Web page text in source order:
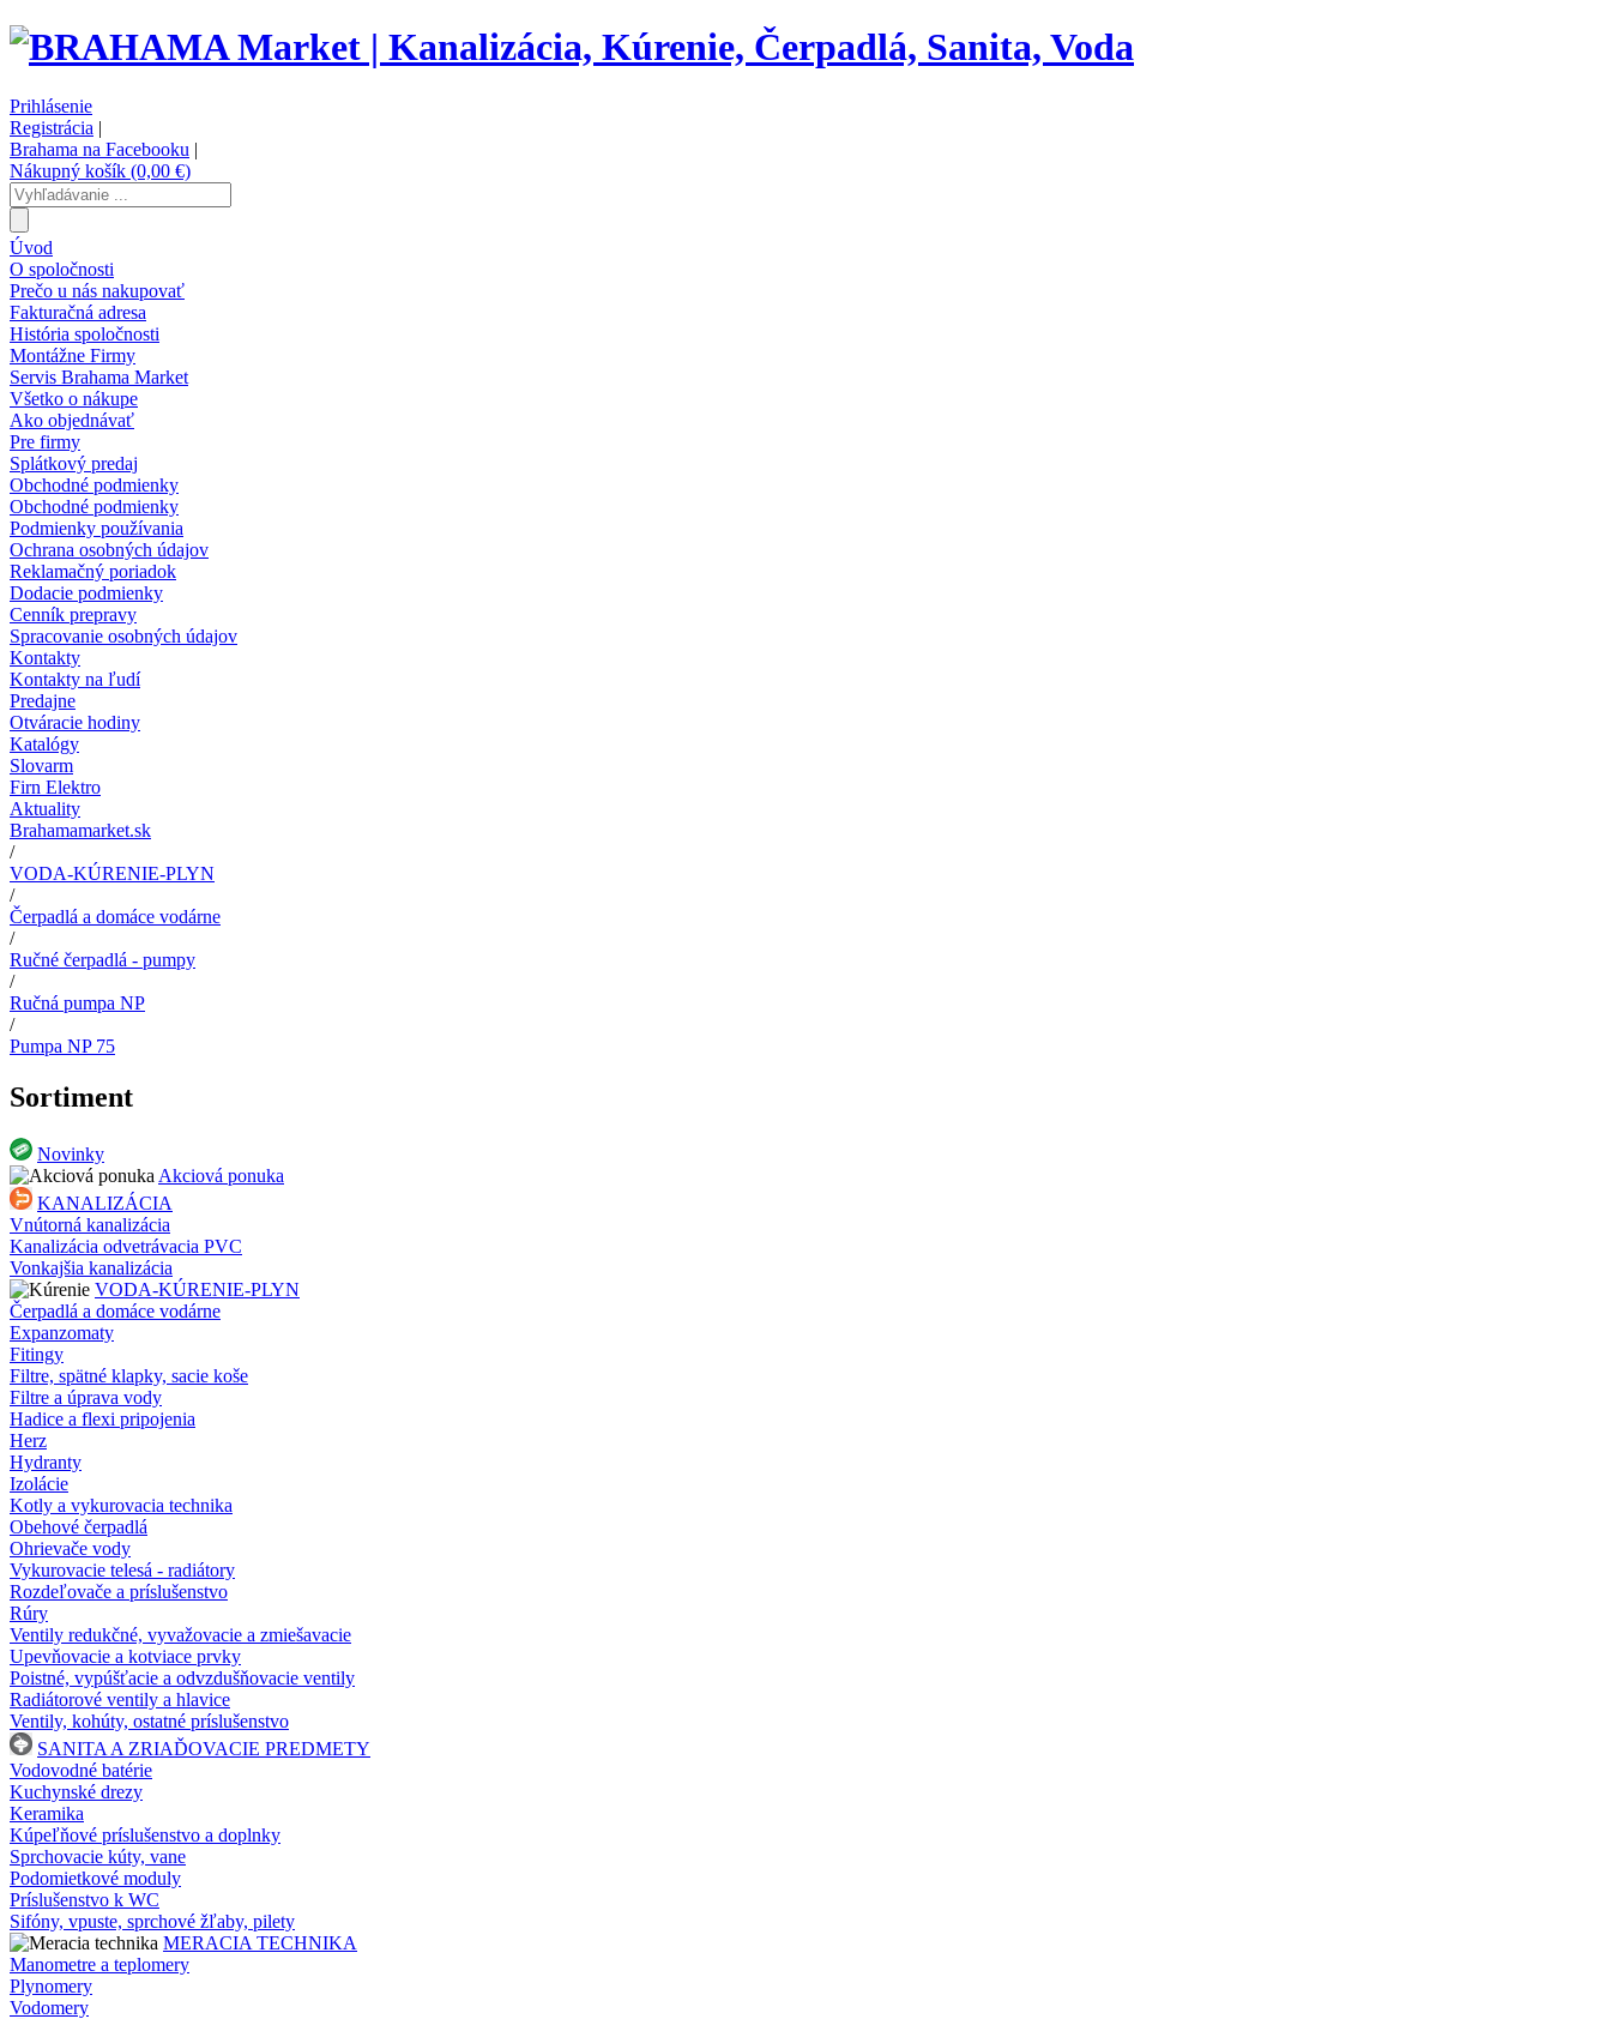
Prihlásenie
Registrácia |
Brahama na Facebooku |
Nákupný košík (0,00 €)
Úvod
O spoločnosti
Prečo u nás nakupovať
Fakturačná adresa
História spoločnosti
Montážne Firmy
Servis Brahama Market
Všetko o nákupe
Ako objednávať
Pre firmy
Splátkový predaj
Obchodné podmienky
Obchodné podmienky
Podmienky používania
Ochrana osobných údajov
Reklamačný poriadok
Dodacie podmienky
Cenník prepravy
Spracovanie osobných údajov
Kontakty
Kontakty na ľudí
Predajne
Otváracie hodiny
Katalógy
Slovarm
Firn Elektro
Aktuality
Brahamamarket.sk
/
VODA-KÚRENIE-PLYN
/
Čerpadlá a domáce vodárne
/
Ručné čerpadlá - pumpy
/
Ručná pumpa NP
/
Pumpa NP 75
Sortiment
Novinky
Akciová ponuka
KANALIZÁCIA
Vnútorná kanalizácia
Kanalizácia odvetrávacia PVC
Vonkajšia kanalizácia
VODA-KÚRENIE-PLYN
Čerpadlá a domáce vodárne
Expanzomaty
Fitingy
Filtre, spätné klapky, sacie koše
Filtre a úprava vody
Hadice a flexi pripojenia
Herz
Hydranty
Izolácie
Kotly a vykurovacia technika
Obehové čerpadlá
Ohrievače vody
Vykurovacie telesá - radiátory
Rozdeľovače a príslušenstvo
Rúry
Ventily redukčné, vyvažovacie a zmiešavacie
Upevňovacie a kotviace prvky
Poistné, vypúšťacie a odvzdušňovacie ventily
Radiátorové ventily a hlavice
Ventily, kohúty, ostatné príslušenstvo
SANITA A ZRIAĎOVACIE PREDMETY
Vodovodné batérie
Kuchynské drezy
Keramika
Kúpeľňové príslušenstvo a doplnky
Sprchovacie kúty, vane
Podomietkové moduly
Príslušenstvo k WC
Sifóny, vpuste, sprchové žľaby, pilety
MERACIA TECHNIKA
Manometre a teplomery
Plynomery
Vodomery